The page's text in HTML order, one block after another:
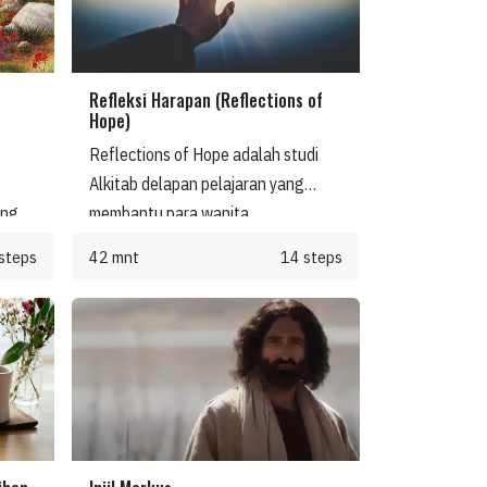
ini,
Refleksi Harapan (Reflections of
Hope)
Reflections of Hope adalah studi
Alkitab delapan pelajaran yang
membantu para wanita
tentang kasih dan kepedulian Yesus
bagi mereka. Mereka belajar
tentang janji-Nya untuk menyertai
mereka di setiap langkah perjalanan
42 mnt 14 steps